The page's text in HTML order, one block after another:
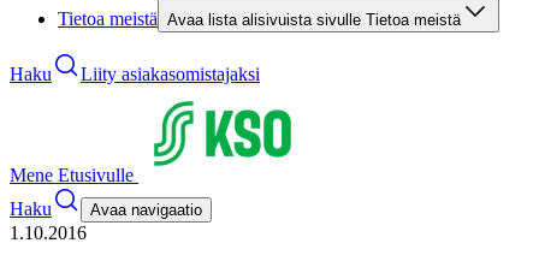
Tietoa meistä Avaa lista alisivuista sivulle Tietoa meistä
Haku Liity asiakasomistajaksi
Mene Etusivulle
Haku
Avaa navigaatio
1.10.2016